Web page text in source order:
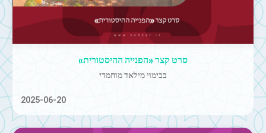
סרט קצר «הפנייה ההיסטורית»
בבימוי מילאד מוחמדי
2025-06-20